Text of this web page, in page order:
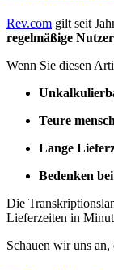
Rev.com gilt seit
regelmäßige
Wenn Sie diesen
Teure
Lange
Bedenken
Die
Lieferzeiten in
Schauen wir uns